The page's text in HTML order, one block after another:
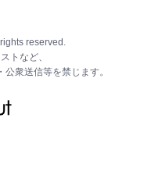
reserved.
トなど、
衆送信等を禁じます。